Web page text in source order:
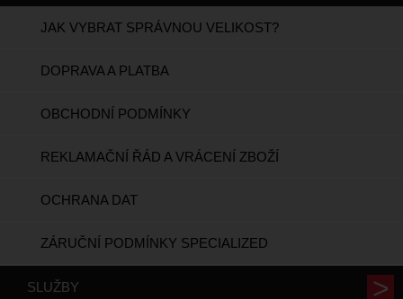
JAK VYBRAT SPRÁVNOU VELIKOST?
DOPRAVA A PLATBA
OBCHODNÍ PODMÍNKY
REKLAMAČNÍ ŘÁD A VRÁCENÍ ZBOŽÍ
OCHRANA DAT
ZÁRUČNÍ PODMÍNKY SPECIALIZED
SLUŽBY